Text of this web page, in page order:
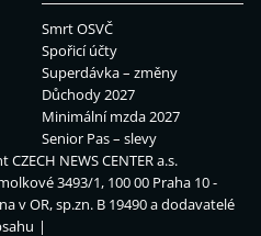
Smrt OSVČ
Spořicí účty
Superdávka – změny
Důchody 2027
Minimální mzda 2027
Senior Pas – slevy
CZECH NEWS CENTER a.s.
3493/1, 100 00 Praha 10 -
v OR, sp.zn. B 19490 a dodavatelé